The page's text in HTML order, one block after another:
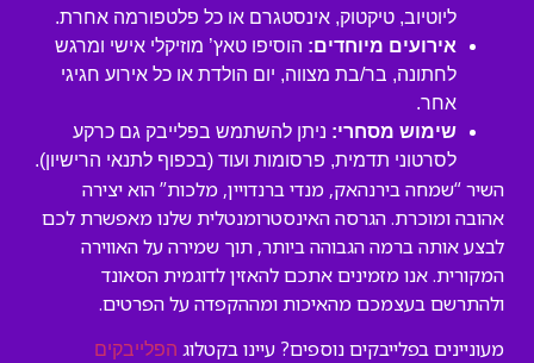
ליוטיוב, טיקטוק, אינסטגרם או כל פלטפורמה אחרת.
אירועים מיוחדים: הוסיפו טאץ’ מוזיקלי אישי ומרגש
לחתונה, בר/בת מצווה, יום הולדת או כל אירוע חגיגי
אחר.
שימוש מסחרי: ניתן להשתמש בפלייבק גם כרקע
לסרטוני תדמית, פרסומות ועוד (בכפוף לתנאי הרישיון).
השיר “שמחה בירנהאק, מנדי ברנדויין, מלכות” הוא יצירה
אהובה ומוכרת. הגרסה האינסטרומנטלית שלנו מאפשרת לכם
לבצע אותה ברמה הגבוהה ביותר, תוך שמירה על האווירה
המקורית. אנו מזמינים אתכם להאזין לדוגמית הסאונד
ולהתרשם בעצמכם מהאיכות ומההקפדה על הפרטים.
מעוניינים בפלייבקים נוספים? עיינו בקטלוג הפלייבקים